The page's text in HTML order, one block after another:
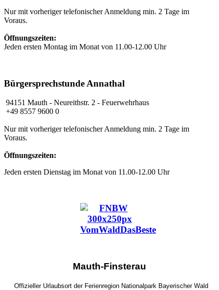
Nur mit vorheriger telefonischer Anmeldung min. 2 Tage im
Voraus.
Öffnungszeiten:
Jeden ersten Montag im Monat von 11.00-12.00 Uhr
Bürgersprechstunde Annathal
94151 Mauth - Neureithstr. 2 - Feuerwehrhaus
+49 8557 9600 0
Nur mit vorheriger telefonischer Anmeldung min. 2 Tage im
Voraus.
Öffnungszeiten:
Jeden ersten Dienstag im Monat von 11.00-12.00 Uhr
Mauth-Finsterau
Offizieller Urlaubsort der Ferienregion Nationalpark Bayerischer Wald